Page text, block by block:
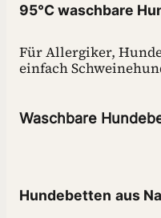
95°C waschbare
Für Allergiker,
einfach
Waschbare
Hundebetten aus